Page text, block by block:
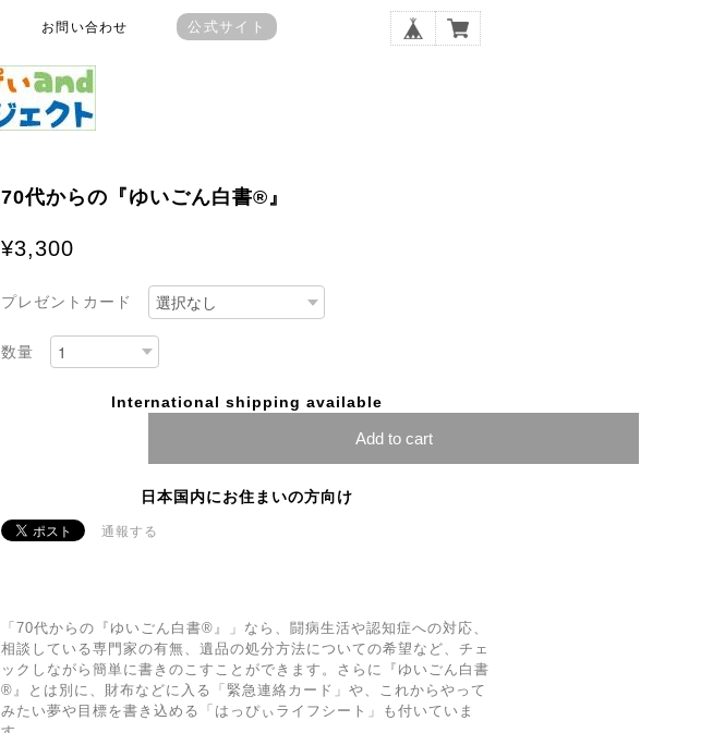
お問い合わせ 公式サイト
70代からの『ゆいごん白書®』
¥3,300
プレゼントカード
数量
International shipping available
Add to cart
日本国内にお住まいの方向け
通報する
「70代からの『ゆいごん白書®』」なら、闘病生活や認知症への対応、
相談している専門家の有無、遺品の処分方法についての希望など、チェ
ックしながら簡単に書きのこすことができます。さらに『ゆいごん白書
®』とは別に、財布などに入る「緊急連絡カード」や、これからやって
みたい夢や目標を書き込める「はっぴぃライフシート」も付いていま